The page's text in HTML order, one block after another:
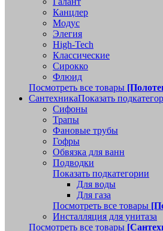
Канцлер
Модус
Элегия
High-Tech
Классические
Сирокко
Флюид
Посмотреть все товары
СантехникаПоказать
Сифоны
Трапы
Фановые трубы
Гофры
Обвязка для ванн
Подводки
Показать подкатегории
Для воды
Для газа
Посмотреть все товары
Инсталляция для унитаза
Посмотреть все товары